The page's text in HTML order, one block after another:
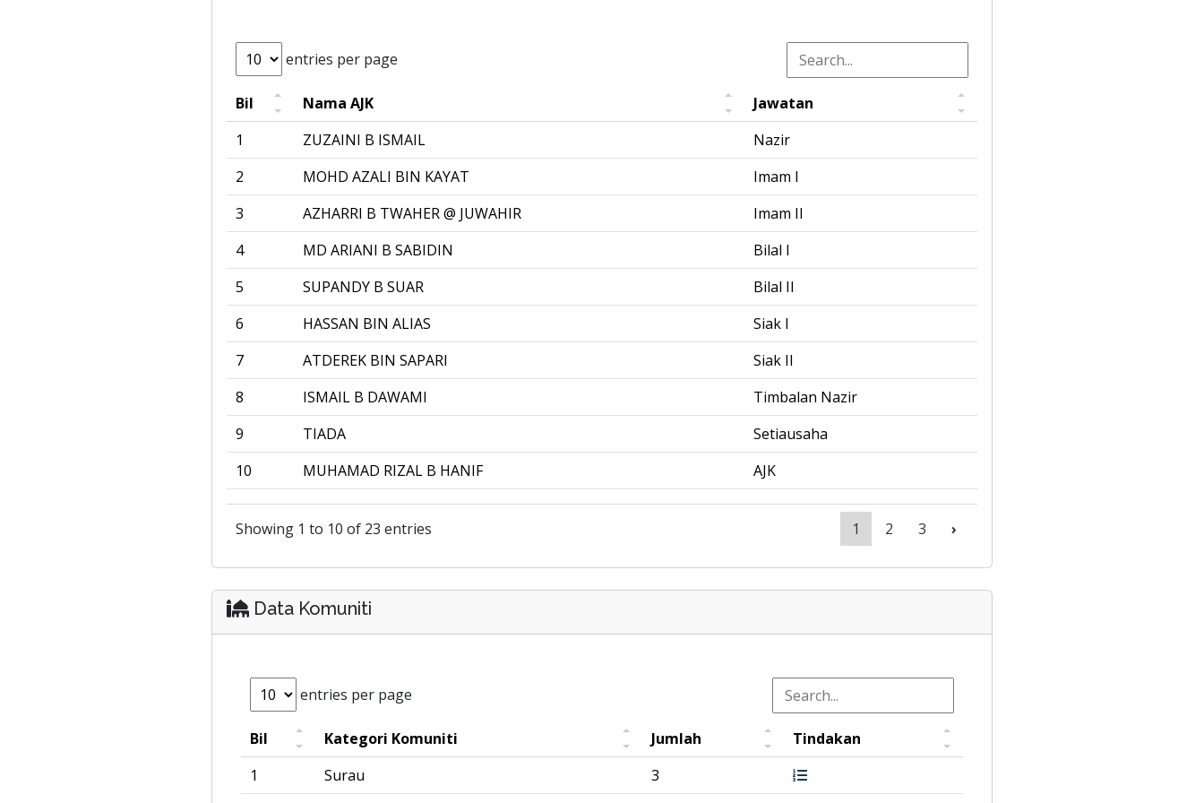
entries per page
Bil Nama AJK
Jawatan
1
ZUZAINI B ISMAIL
Nazir
2
MOHD AZALI BIN KAYAT
Imam I
3
AZHARRI B TWAHER @ JUWAHIR
Imam II
4
MD ARIANI B SABIDIN
Bilal I
5
SUPANDY B SUAR
Bilal II
6
HASSAN BIN ALIAS
Siak I
7
ATDEREK BIN SAPARI
Siak II
8
ISMAIL B DAWAMI
Timbalan Nazir
9
TIADA
Setiausaha
10
MUHAMAD RIZAL B HANIF AJK
Showing 1 to 10 of 23 entries 1 2 3 ›
Data Komuniti
entries per page
Bil Kategori Komuniti Jumlah
Tindakan
1
Surau
3